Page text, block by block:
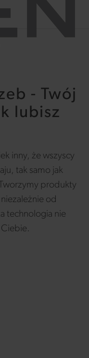
- Twój
lubisz
inny, że wszyscy
tak samo jak
produkty
od
technologia nie